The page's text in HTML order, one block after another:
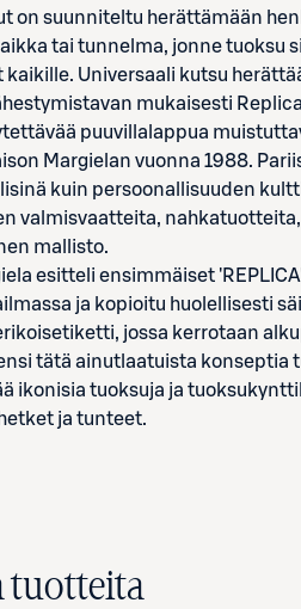
on suunniteltu herättämään
tai tunnelma, jonne tuoksu
Universaali kutsu
mukaisesti
puuvillalappua
Margielan vuonna 1988.
kuin persoonallisuuden
valmisvaatteita,
mallisto.
esitteli ensimmäiset
ja kopioitu huolellisesti
jossa kerrotaan
tätä ainutlaatuista konseptia
ikonisia tuoksuja ja
ja tunteet.
tuotteita